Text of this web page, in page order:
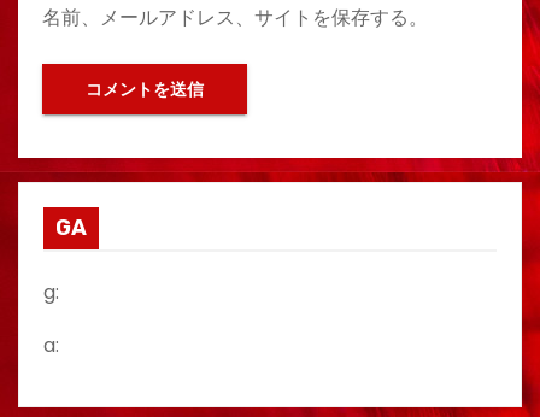
名前、メールアドレス、サイトを保存する。
GA
g:
a: